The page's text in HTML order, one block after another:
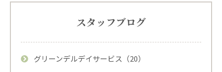
スタッフブログ
グリーンデルデイサービス（20）